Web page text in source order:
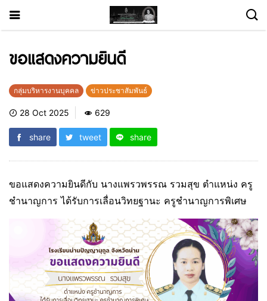
ขอแสดงความยินดี
กลุ่มบริหารงานบุคคล ข่าวประชาสัมพันธ์
28 Oct 2025 629
share tweet share
ขอแสดงความยินดีกับ นางแพรวพรรณ รวมสุข ตำแหน่ง ครู
ชำนาญการ ได้รับการเลื่อนวิทยฐานะ ครูชำนาญการพิเศษ